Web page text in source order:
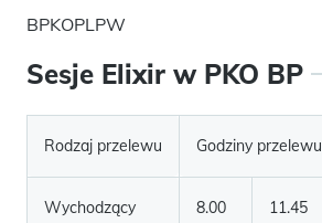
BPKOPLPW
Sesje Elixir w PKO BP
Rodzaj przelewu Godziny przelewu
Wychodzący 8.00 11.45